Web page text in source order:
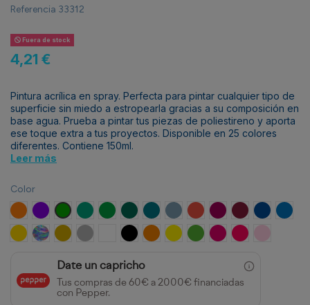
Referencia 33312
Fuera de stock
4,21 €
Pintura acrílica en spray. Perfecta para pintar cualquier tipo de
superficie sin miedo a estropearla gracias a su composición en
base agua. Prueba a pintar tus piezas de poliestireno y aporta
ese toque extra a tus proyectos. Disponible en 25 colores
diferentes. Contiene 150ml.
Leer más
Color
NaranjaPúrpuraVerde ClaroAgua Marina
Lima PetróleoAzul Verdoso
Azul AguaRojo Brillante
Rosa Oscuro
GranateAzul Azul
Oro Amarillo
Iridiscente
Oro Plata Blanco Negro Naranja Flúor
Amarillo Flúor
Verde FlúorRosa FlúorMagentaRosa
Date un capricho
Tus compras de 60€ a 2000€ financiadas
con Pepper.